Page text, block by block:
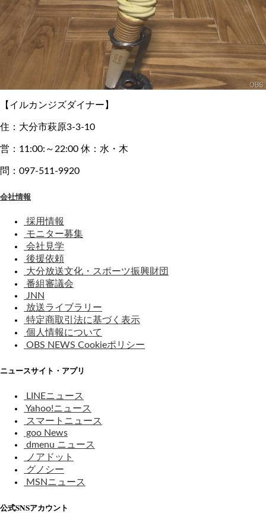
【イルカンジズダイナー】
住：大分市萩原3-3-10
営：11:00:～22:00 休：水・木
問：097-511-9920
会社情報
採用情報
モニター募集
会社見学
後援依頼
大分放送文化・スポーツ振興財団
番組審議会
JNN
放送ライブラリー
特定商取引法に基づく表示
個人情報について
OBS NEWS Cookieポリシー
ニュースサイト・アプリ
LINEニュース
Yahoo!ニュース
スマートニュース
goo News
dmenu ニュース
ノアドット
グノシー
MSNニュース
公式SNSアカウント